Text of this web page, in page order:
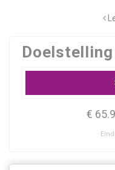
Doelstelling
€